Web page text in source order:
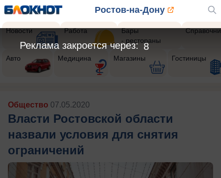
Ростов-на-Дону
Новости Работа
Бары
- рестораны
Авто Медицина Магазины Гостиницы
Общество 07.05.2020
Власти Ростовской области
назвали условия для снятия
ограничений
6
Реклама закроется через: